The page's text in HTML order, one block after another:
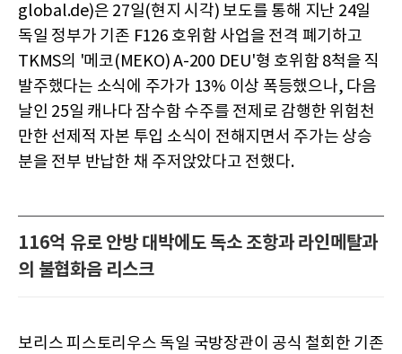
global.de)은 27일(현지 시각) 보도를 통해 지난 24일
독일 정부가 기존 F126 호위함 사업을 전격 폐기하고
TKMS의 '메코(MEKO) A-200 DEU'형 호위함 8척을 직
발주했다는 소식에 주가가 13% 이상 폭등했으나, 다음
날인 25일 캐나다 잠수함 수주를 전제로 감행한 위험천
만한 선제적 자본 투입 소식이 전해지면서 주가는 상승
분을 전부 반납한 채 주저앉았다고 전했다.
116억 유로 안방 대박에도 독소 조항과 라인메탈과
의 불협화음 리스크
보리스 피스토리우스 독일 국방장관이 공식 철회한 기존